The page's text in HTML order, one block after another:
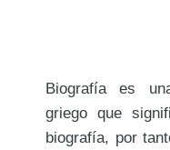
Biografía es
griego que
biografía, por